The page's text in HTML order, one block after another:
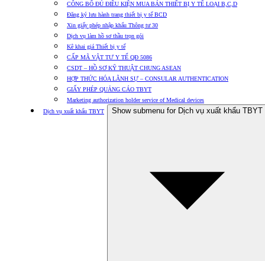
CÔNG BỐ ĐỦ ĐIỀU KIỆN MUA BÁN THIẾT BỊ Y TẾ LOẠI B,C,D
Đăng ký lưu hành trang thiết bị y tế BCD
Xin giấy phép nhập khẩu Thông tư 30
Dịch vụ làm hồ sơ thầu trọn gói
Kê khai giá Thiết bị y tế
CẤP MÃ VẬT TƯ Y TẾ QĐ 5086
CSDT – HỒ SƠ KỸ THUẬT CHUNG ASEAN
HỢP THỨC HÓA LÃNH SỰ – CONSULAR AUTHENTICATION
GIẤY PHÉP QUẢNG CÁO TBYT
Marketing authorization holder service of Medical devices
Dịch vụ xuất khẩu TBYT
Show submenu for Dịch vụ xuất khẩu TBYT